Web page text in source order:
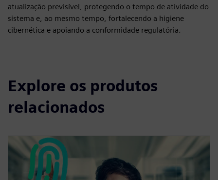
atualização previsível, protegendo o tempo de atividade do
sistema e, ao mesmo tempo, fortalecendo a higiene
cibernética e apoiando a conformidade regulatória.
Explore os produtos
relacionados